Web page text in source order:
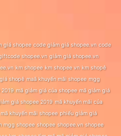
giá shopee code giảm giá shopee.vn code
shopee.vn giảm giá shopee.vn
km shopee km shopee vn km shopê
shopê maã khuyến mãi shopee mgg
2019 mã giảm giá của shopee mã giảm giá
giá shopee 2019 mã khuyến mãi của
mã khuyến mãi shopee phiếu giảm giá
mgg shopee shopee shopee.vn shopee